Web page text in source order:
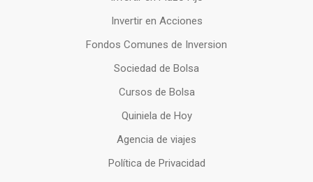
Invertir en Acciones
Fondos Comunes de Inversion
Sociedad de Bolsa
Cursos de Bolsa
Quiniela de Hoy
Agencia de viajes
Política de Privacidad